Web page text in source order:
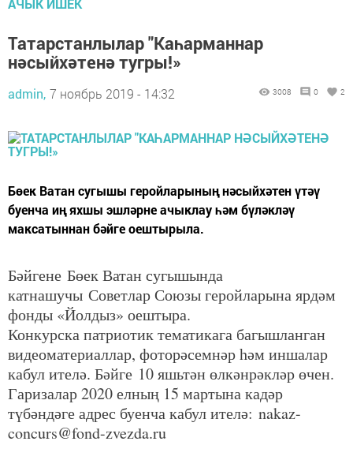
АЧЫК ИШЕК
Татарстанлылар "Каһарманнар
нәсыйхәтенә тугры!»
admin, 7 ноябрь 2019 - 14:32 3008 0 2
Бөек Ватан сугышы геройларының нәсыйхәтен үтәү
буенча иң яхшы эшләрне ачыклау һәм бүләкләү
максатыннан бәйге оештырыла.
Бәйгене Бөек Ватан сугышында
катнашучы Советлар Союзы геройларына ярдәм
фонды «Йолдыз» оештыра.
Конкурска патриотик тематикага багышланган
видеоматериаллар, фоторәсемнәр һәм иншалар
кабул ителә. Бәйге 10 яшьтән өлкәнрәкләр өчен.
Гаризалар 2020 елның 15 мартына кадәр
түбәндәге адрес буенча кабул ителә: nakaz-
concurs@fond-zvezda.ru